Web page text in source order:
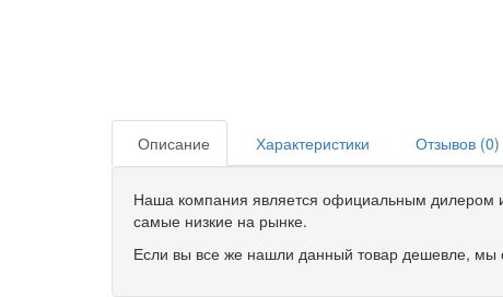
Описание Характеристики Отзывов (0)
Наша компания является официальным дилером
самые низкие на рынке.
Если вы все же нашли данный товар дешевле, мы